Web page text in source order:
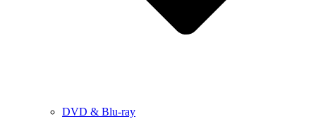
DVD & Blu-ray